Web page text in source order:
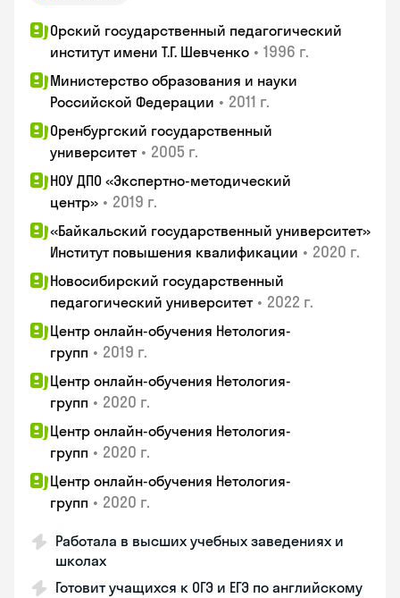
Орский государственный педагогический
институт имени Т.Г. Шевченко • 1996 г.
Министерство образования и науки
Российской Федерации • 2011 г.
Оренбургский государственный
университет • 2005 г.
НОУ ДПО «Экспертно-методический
центр» • 2019 г.
«Байкальский государственный университет»
Институт повышения квалификации • 2020 г.
Новосибирский государственный
педагогический университет • 2022 г.
Центр онлайн-обучения Нетология-
групп • 2019 г.
Центр онлайн-обучения Нетология-
групп • 2020 г.
Центр онлайн-обучения Нетология-
групп • 2020 г.
Центр онлайн-обучения Нетология-
групп • 2020 г.
Работала в высших учебных заведениях и
школах
Готовит учащихся к ОГЭ и ЕГЭ по английскому